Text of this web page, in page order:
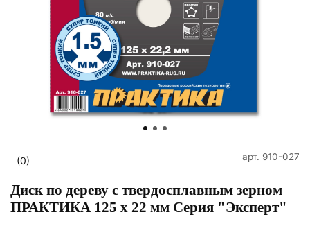
(0) арт. 910-027
Диск по дереву с твердосплавным зерном
ПРАКТИКА 125 х 22 мм Серия "Эксперт"